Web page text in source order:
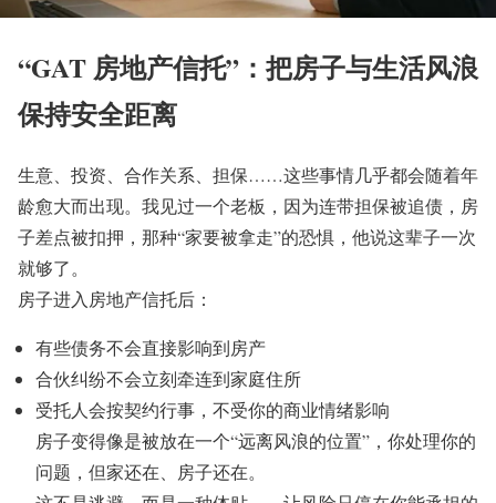
“GAT 房地产信托”：把房子与生活风浪
保持安全距离
生意、投资、合作关系、担保……这些事情几乎都会随着年
龄愈大而出现。我见过一个老板，因为连带担保被追债，房
子差点被扣押，那种“家要被拿走”的恐惧，他说这辈子一次
就够了。
房子进入房地产信托后：
有些债务不会直接影响到房产
合伙纠纷不会立刻牵连到家庭住所
受托人会按契约行事，不受你的商业情绪影响
房子变得像是被放在一个“远离风浪的位置”，你处理你的
问题，但家还在、房子还在。